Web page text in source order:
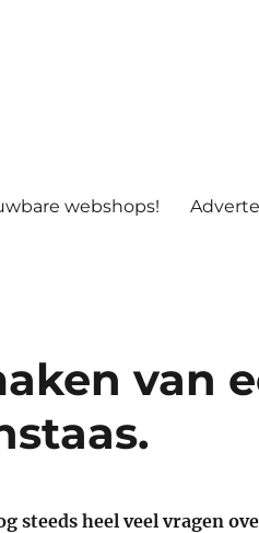
webshops!
van
steeds heel veel vragen